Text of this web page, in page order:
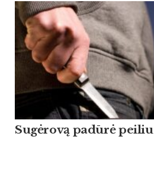
Sugėrovą padūrė peiliu